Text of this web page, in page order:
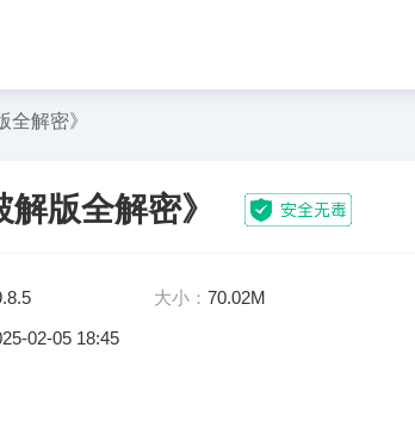
解密》
版全解密》
大小： 70.02M
02-05 18:45